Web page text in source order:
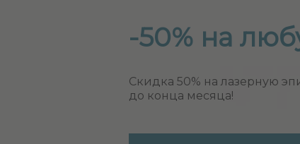
-50% на
Скидка 50% на лазерную
до конца месяца!